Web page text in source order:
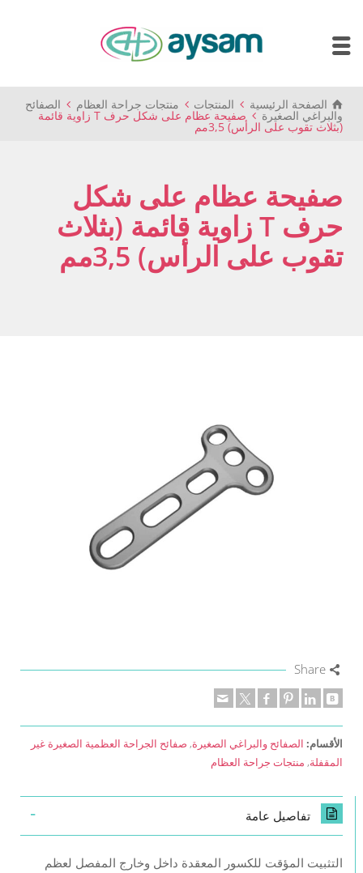
الصفحة الرئيسية المنتجات منتجات جراحة العظام الصفائح
والبراغي الصغيرة صفيحة عظام على شكل حرف T زاوية قائمة
(بثلاث تقوب على الرأس) 3,5مم
صفيحة عظام على شكل
حرف T زاوية قائمة (بثلاث
تقوب على الرأس) 3,5مم
Share
الأقسام: الصفائح والبراغي الصغيرة, صفائح الجراحة العظمية الصغيرة غير
المقفلة, منتجات جراحة العظام
تفاصيل عامة
التثبيت المؤقت للكسور المعقدة داخل وخارج المفصل لعظم